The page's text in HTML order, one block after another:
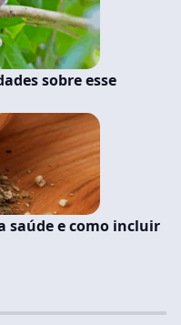
sobre esse
saúde e como incluir